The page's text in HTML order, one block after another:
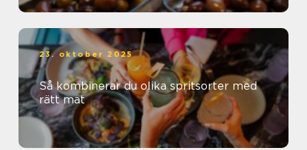
23. oktober 2025
Så kombinerar du olika spritsorter med
rätt mat